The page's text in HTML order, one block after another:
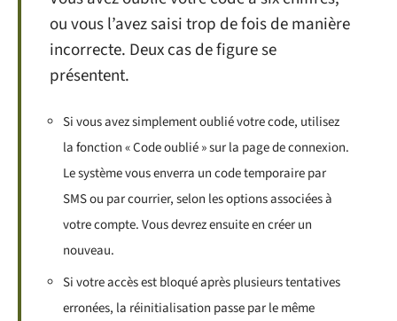
ou vous l’avez saisi trop de fois de manière
incorrecte. Deux cas de figure se
présentent.
Si vous avez simplement oublié votre code, utilisez
la fonction « Code oublié » sur la page de connexion.
Le système vous enverra un code temporaire par
SMS ou par courrier, selon les options associées à
votre compte. Vous devrez ensuite en créer un
nouveau.
Si votre accès est bloqué après plusieurs tentatives
erronées, la réinitialisation passe par le même